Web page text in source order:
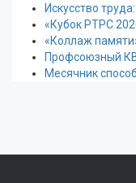
Искусство
«Кубок РТРС
«Коллаж
Профсоюзный
Месячник